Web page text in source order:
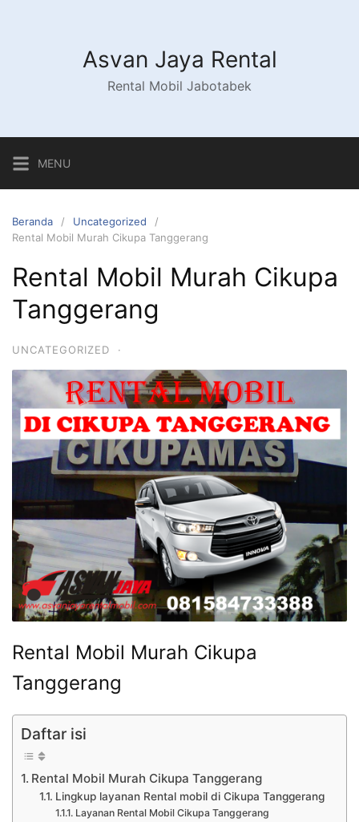
Asvan Jaya Rental
Rental Mobil Jabotabek
MENU
Beranda
Uncategorized
Rental Mobil Murah Cikupa Tanggerang
Rental Mobil Murah Cikupa
Tanggerang
UNCATEGORIZED ·
Rental Mobil Murah Cikupa
Tanggerang
Daftar isi
Rental Mobil Murah Cikupa Tanggerang
Lingkup layanan Rental mobil di Cikupa Tanggerang
Layanan Rental Mobil Cikupa Tanggerang